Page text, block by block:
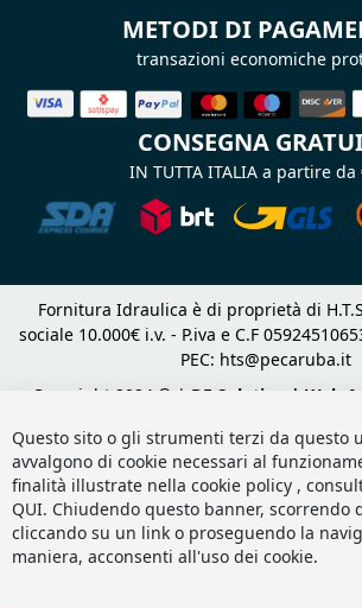
METODI DI
transazioni economiche
CONSEGNA
IN TUTTA ITALIA a partire da
Fornitura Idraulica è di proprietà di
sociale 10.000€ i.v. - P.iva e C.F
PEC: hts@pecaruba.it
Copyright 2024 © | DF Solution | Web
Questo sito o gli strumenti terzi da questo
avvalgono di cookie necessari al
finalità illustrate nella cookie policy ,
QUI. Chiudendo questo banner, scorrendo
cliccando su un link o proseguendo la
maniera, acconsenti all'uso dei cookie.